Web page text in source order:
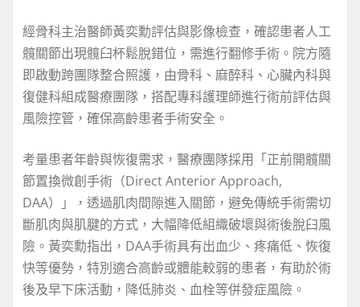
經骨科主治醫師黃奕勳評估與影像檢查，確認患者人工
髖關節出現髖臼杯鬆脫錯位，需進行翻修手術。院方隨
即啟動跨團隊整合照護，由骨科、麻醉科、心臟內科與
復健科組成醫療團隊，搭配專科護理師進行術前評估與
風險控管，確保高齡患者手術安全。
考量患者年齡與恢復需求，醫療團隊採用「正前開髖關
節置換微創手術（Direct Anterior Approach,
DAA）」，透過肌肉間隙進入關節，避免傳統手術需切
斷肌肉與肌腱的方式，大幅降低組織破壞與術後脫臼風
險。黃奕勳指出，DAA手術具有出血少、疼痛低、恢復
快等優勢，特別適合高齡或體能較弱的患者，有助於術
後及早下床活動，降低肺炎、血栓等併發症風險。